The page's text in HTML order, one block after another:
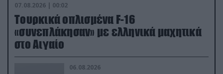
07.08.2026 | 00:02
Τουρκικά οπλισμένα F-16
«συνεπλάκησαν» με ελληνικά μαχητικά
στο Αιγαίο
06.08.2026